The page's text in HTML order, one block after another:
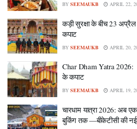
BY SEEMAUKB APRIL 22,
कड़ी सुरक्षा के बीच 23
कपाट
BY SEEMAUKB APRIL 20,
Char Dham Yatra
के कपाट
BY SEEMAUKB APRIL 19,
चारधाम यात्रा 2026: अब
बुकिंग तक —बीकेटीसी की